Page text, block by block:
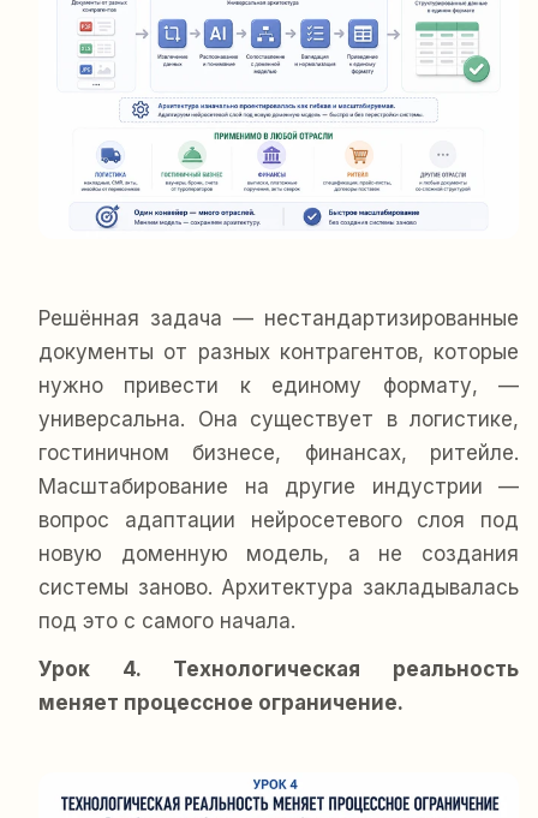
Решённая задача — нестандартизированные
документы от разных контрагентов, которые
нужно привести к единому формату, —
универсальна. Она существует в логистике,
гостиничном бизнесе, финансах, ритейле.
Масштабирование на другие индустрии —
вопрос адаптации нейросетевого слоя под
новую доменную модель, а не создания
системы заново. Архитектура закладывалась
под это с самого начала.
Урок 4. Технологическая реальность
меняет процессное ограничение.